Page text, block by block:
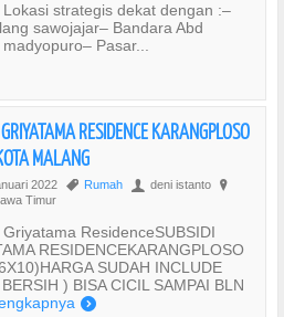
Lokasi strategis dekat dengan :–
sawojajar– Bandara Abd
Pasar...
RESIDENCE KARANGPLOSO
MALANG
2022 , Rumah U deni istanto ?
Timur
Griyatama ResidenceSUBSIDI
RESIDENCEKARANGPLOSO
SUDAH INCLUDE
) BISA CICIL SAMPAI BLN
)